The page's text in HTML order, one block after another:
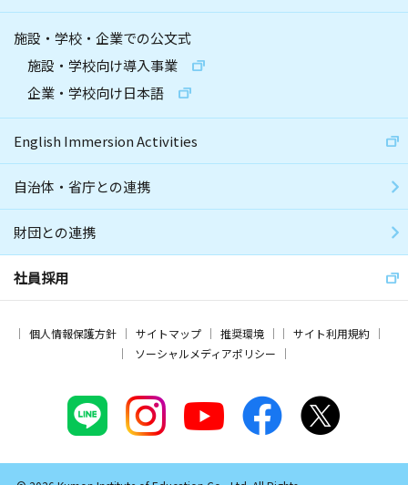
施設・学校・企業での公文式
施設・学校向け導入事業
企業・学校向け日本語
English Immersion Activities
自治体・省庁との連携
財団との連携
社員採用
個人情報保護方針 サイトマップ 推奨環境
サイト利用規約
ソーシャルメディアポリシー